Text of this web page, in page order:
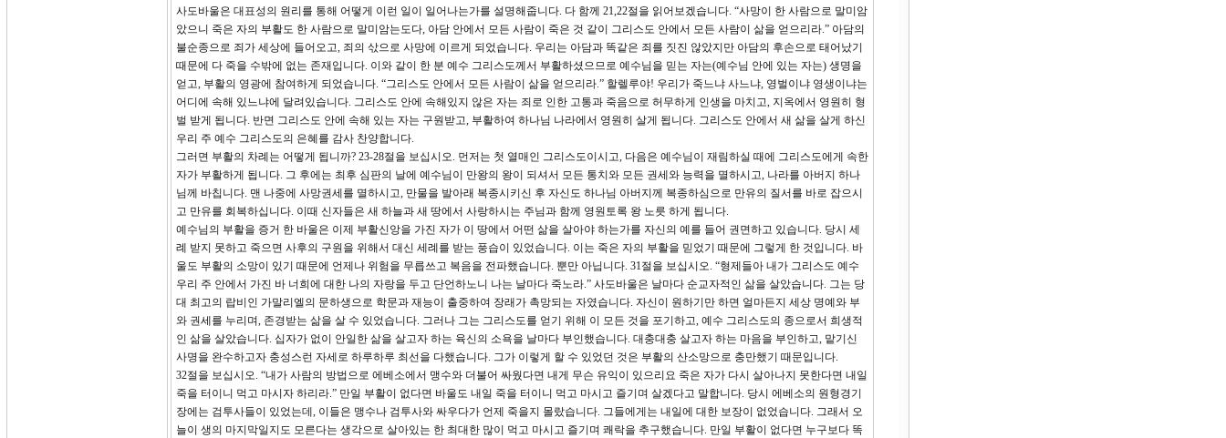
사도바울은 대표성의 원리를 통해 어떻게 이런 일이 일어나는가를 설명해줍니다. 다 함께 21,22절을 읽어보겠습니다. “사망이 한 사람으로 말미암
았으니 죽은 자의 부활도 한 사람으로 말미암는도다, 아담 안에서 모든 사람이 죽은 것 같이 그리스도 안에서 모든 사람이 삶을 얻으리라.” 아담의
불순종으로 죄가 세상에 들어오고, 죄의 삯으로 사망에 이르게 되었습니다. 우리는 아담과 똑같은 죄를 짓진 않았지만 아담의 후손으로 태어났기
때문에 다 죽을 수밖에 없는 존재입니다. 이와 같이 한 분 예수 그리스도께서 부활하셨으므로 예수님을 믿는 자는(예수님 안에 있는 자는) 생명을
얻고, 부활의 영광에 참여하게 되었습니다. “그리스도 안에서 모든 사람이 삶을 얻으리라.” 할렐루야! 우리가 죽느냐 사느냐, 영벌이냐 영생이냐는
어디에 속해 있느냐에 달려있습니다. 그리스도 안에 속해있지 않은 자는 죄로 인한 고통과 죽음으로 허무하게 인생을 마치고, 지옥에서 영원히 형
벌 받게 됩니다. 반면 그리스도 안에 속해 있는 자는 구원받고, 부활하여 하나님 나라에서 영원히 살게 됩니다. 그리스도 안에서 새 삶을 살게 하신
우리 주 예수 그리스도의 은혜를 감사 찬양합니다.
그러면 부활의 차례는 어떻게 됩니까? 23-28절을 보십시오. 먼저는 첫 열매인 그리스도이시고, 다음은 예수님이 재림하실 때에 그리스도에게 속한
자가 부활하게 됩니다. 그 후에는 최후 심판의 날에 예수님이 만왕의 왕이 되셔서 모든 통치와 모든 권세와 능력을 멸하시고, 나라를 아버지 하나
님께 바칩니다. 맨 나중에 사망권세를 멸하시고, 만물을 발아래 복종시키신 후 자신도 하나님 아버지께 복종하심으로 만유의 질서를 바로 잡으시
고 만유를 회복하십니다. 이때 신자들은 새 하늘과 새 땅에서 사랑하시는 주님과 함께 영원토록 왕 노릇 하게 됩니다.
예수님의 부활을 증거 한 바울은 이제 부활신앙을 가진 자가 이 땅에서 어떤 삶을 살아야 하는가를 자신의 예를 들어 권면하고 있습니다. 당시 세
례 받지 못하고 죽으면 사후의 구원을 위해서 대신 세례를 받는 풍습이 있었습니다. 이는 죽은 자의 부활을 믿었기 때문에 그렇게 한 것입니다. 바
울도 부활의 소망이 있기 때문에 언제나 위험을 무릅쓰고 복음을 전파했습니다. 뿐만 아닙니다. 31절을 보십시오. “형제들아 내가 그리스도 예수
우리 주 안에서 가진 바 너희에 대한 나의 자랑을 두고 단언하노니 나는 날마다 죽노라.” 사도바울은 날마다 순교자적인 삶을 살았습니다. 그는 당
대 최고의 랍비인 가말리엘의 문하생으로 학문과 재능이 출중하여 장래가 촉망되는 자였습니다. 자신이 원하기만 하면 얼마든지 세상 명예와 부
와 권세를 누리며, 존경받는 삶을 살 수 있었습니다. 그러나 그는 그리스도를 얻기 위해 이 모든 것을 포기하고, 예수 그리스도의 종으로서 희생적
인 삶을 살았습니다. 십자가 없이 안일한 삶을 살고자 하는 육신의 소욕을 날마다 부인했습니다. 대충대충 살고자 하는 마음을 부인하고, 맡기신
사명을 완수하고자 충성스런 자세로 하루하루 최선을 다했습니다. 그가 이렇게 할 수 있었던 것은 부활의 산소망으로 충만했기 때문입니다.
32절을 보십시오. “내가 사람의 방법으로 에베소에서 맹수와 더불어 싸웠다면 내게 무슨 유익이 있으리요 죽은 자가 다시 살아나지 못한다면 내일
죽을 터이니 먹고 마시자 하리라.” 만일 부활이 없다면 바울도 내일 죽을 터이니 먹고 마시고 즐기며 살겠다고 말합니다. 당시 에베소의 원형경기
장에는 검투사들이 있었는데, 이들은 맹수나 검투사와 싸우다가 언제 죽을지 몰랐습니다. 그들에게는 내일에 대한 보장이 없었습니다. 그래서 오
늘이 생의 마지막일지도 모른다는 생각으로 살아있는 한 최대한 많이 먹고 마시고 즐기며 쾌락을 추구했습니다. 만일 부활이 없다면 누구보다 똑